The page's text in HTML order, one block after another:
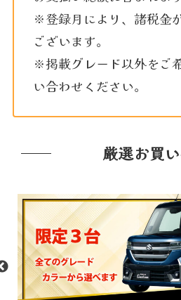
※登録月により、諸税金
ございます。
※掲載グレード以外をご
い合わせください。
厳選お買